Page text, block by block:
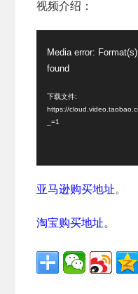
视频介绍：
放
Media error:
found
下载文件:
https://
_=1
亚马逊购买地址。
淘宝购买地址。